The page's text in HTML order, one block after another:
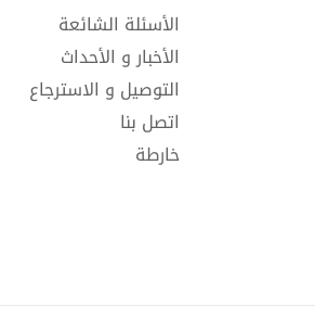
الأسئلة الشائعة
الأخبار و الأحداث
التوصيل و الاسترجاع
اتصل بنا
خارطة